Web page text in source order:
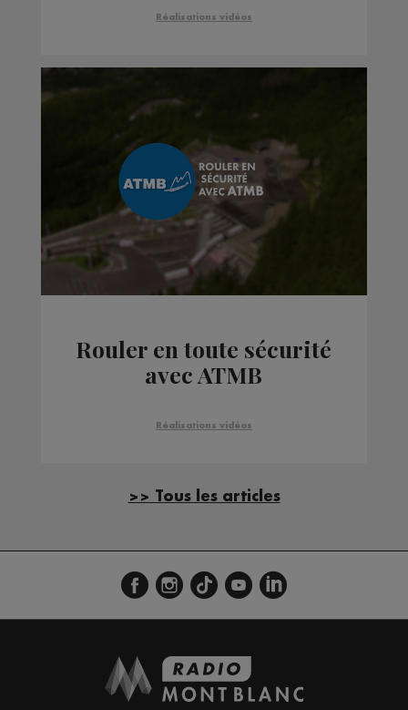
Réalisations vidéos
Rouler en toute sécurité
avec ATMB
Réalisations vidéos
>> Tous les articles